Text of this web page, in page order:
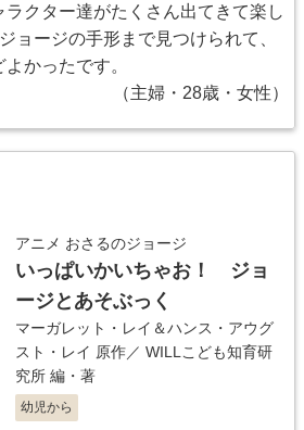
ラクター達がたくさん出てきて楽し
ョージの手形まで見つけられて、
かったです。
（主婦・28歳・女性）
アニメ おさるのジョージ
いっぱいかいちゃお！ ジョ
ージとあそぶっく
マーガレット・レイ＆ハンス・アウグ
スト・レイ 原作／ WILLこども知育研
究所 編・著
幼児から